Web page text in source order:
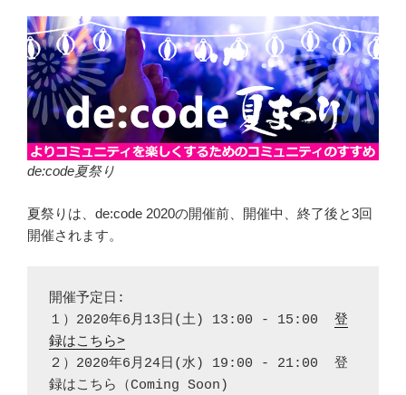
de:code夏祭り
夏祭りは、de:code 2020の開催前、開催中、終了後と3回
開催されます。
開催予定日:
１）2020年6月13日(土) 13:00 - 15:00 登
録はこちら>
２）2020年6月24日(水) 19:00 - 21:00  登
録はこちら（Coming Soon)